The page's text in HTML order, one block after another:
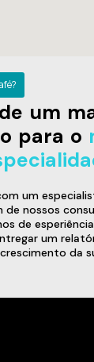
um
para o
um
de nossos
de
um
da